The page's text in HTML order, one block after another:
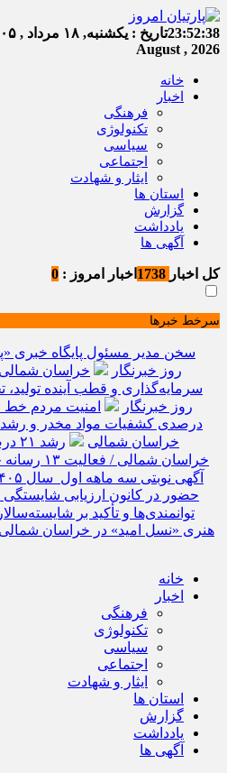
23:52:39تاریخ : یکشنبه, ۱۸ مرداد , ۱۴۰۵
August , 2026
خانه
اخبار
فرهنگی
تکنولوژی
سیاسی
اجتماعی
ایثار و شهادت
استان ها
گزارش
یادداشت
آگهی ها
کل اخبار اخبار امروز : 0
سرخط خبرها
سخن مدیر مسئول پایگاه خبری
روز خبرنگار
خراسان
سرمایه‌گذاری و قطب آینده تولید،
روز خبرنگار
خراسان شمالی
خراسان شمالی / فعالیت ۱۳ رسانه جدید در ۴ ماه نخست سال
آگهی نوبتی سه ماهه اول سال ۱۴۰۵ حوزه ثبتی جاجرم
حضور در کانون ارزیابی
توانمندی‌ها و تأکید بر
هنری «نسل امید» در خراسان
خانه
اخبار
فرهنگی
تکنولوژی
سیاسی
اجتماعی
ایثار و شهادت
استان ها
گزارش
یادداشت
آگهی ها